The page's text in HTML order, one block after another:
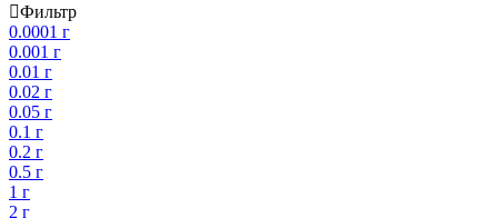
Фильтр
0.0001 г
0.001 г
0.01 г
0.02 г
0.05 г
0.1 г
0.2 г
0.5 г
1 г
2 г